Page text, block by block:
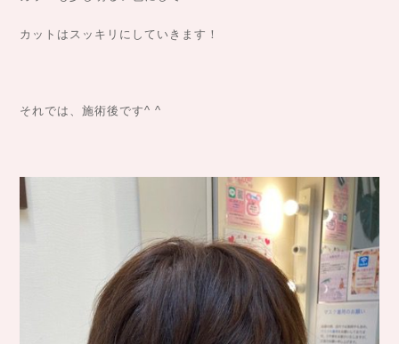
カットはスッキリにしていきます！
それでは、施術後です^ ^